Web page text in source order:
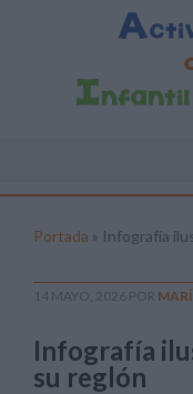
Portada » Infografía
14 MAYO, 2026 POR
Infografía
su reglón